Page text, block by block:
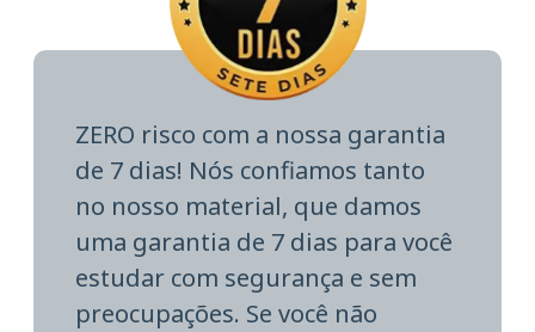
ZERO risco com a nossa garantia
de 7 dias! Nós confiamos tanto
no nosso material, que damos
uma garantia de 7 dias para você
estudar com segurança e sem
preocupações. Se você não